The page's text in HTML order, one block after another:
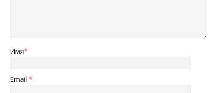
Имя*
Email *